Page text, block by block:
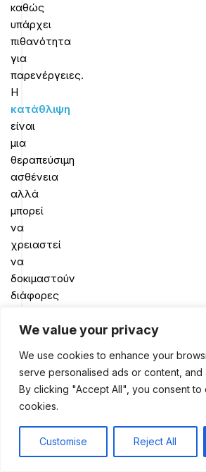
We value your privacy
We use cookies to enhance your
serve personalised ads or content, and
By clicking "Accept All", you consent to
cookies.
Customise Reject All
καθώς
υπάρχει
πιθανότητα
για
παρενέργειες.
Η
κατάθλιψη
είναι
μια
θεραπεύσιμη
ασθένεια
αλλά
μπορεί
να
χρειαστεί
να
δοκιμαστούν
διάφορες
αγωγές
να
βρεθεί
καλύτερη
μέθοδο
θεραπείας.
0